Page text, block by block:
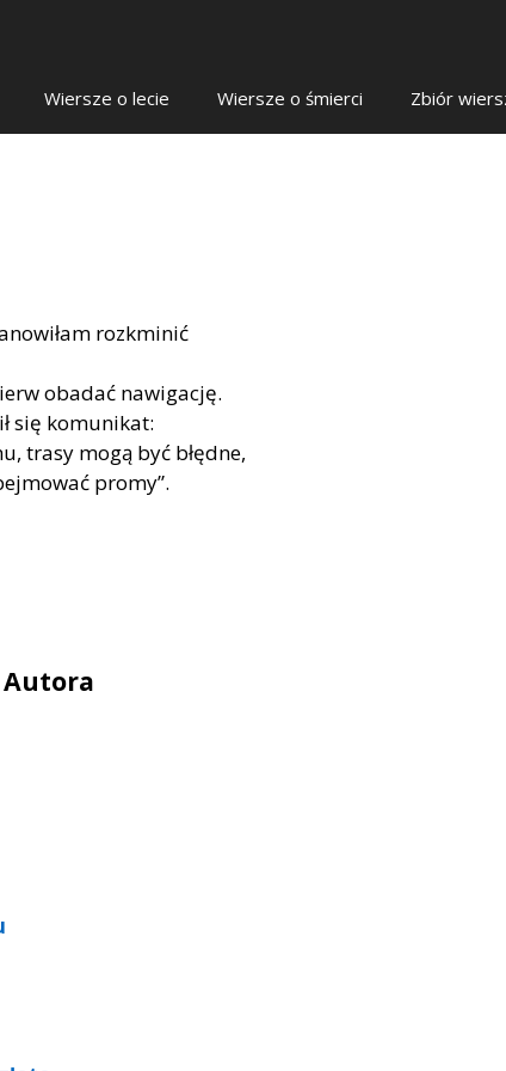
Wiersze o lecie Wiersze o śmierci Zbiór
rozkminić
obadać nawigację.
się komunikat:
trasy mogą być błędne,
promy”.
Autora